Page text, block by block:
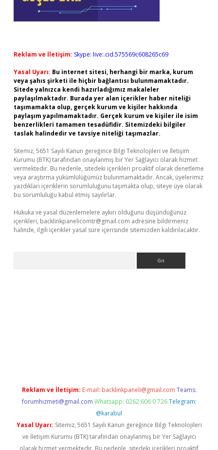
Reklam ve İletişim: Skype: live:.cid.575569c608265c69
Yasal Uyarı: Bu internet sitesi, herhangi bir marka, kurum
veya şahıs şirketi ile hiçbir bağlantısı bulunmamaktadır.
Sitede yalnızca kendi hazırladığımız makaleler
paylaşılmaktadır. Burada yer alan içerikler haber niteliği
taşımamakta olup, gerçek kurum ve kişiler hakkında
paylaşım yapılmamaktadır. Gerçek kurum ve kişiler ile isim
benzerlikleri tamamen tesadüfidir. Sitemizdeki bilgiler
taslak halindedir ve tavsiye niteliği taşımazlar.
Sitemiz, 5651 Sayılı Kanun gereğince Bilgi Teknolojileri ve İletişim
Kurumu (BTK) tarafından onaylanmış bir Yer Sağlayıcı olarak hizmet
vermektedir. Bu nedenle, sitedeki içerikleri proaktif olarak denetleme
veya araştırma yükümlülüğümüz bulunmamaktadır. Ancak, üyelerimiz
yazdıkları içeriklerin sorumluluğunu taşımakta olup, siteye üye olarak
bu sorumluluğu kabul etmiş sayılırlar.
Hukuka ve yasal düzenlemelere aykırı olduğunu düşündüğünüz
içerikleri, backlinkpanelicomtr@gmail.com adresine bildirmeniz
halinde, ilgili içerikler yasal süre içerisinde sitemizden kaldırılacaktır.
Reklam ve İletişim: E-mail: backlinkpaneli@gmail.com Teams:
forumhizmeti@gmail.com Whatsapp: 0262 606 0 726 Telegram:
@karabul
Yasal Uyarı: Sitemiz, 5651 Sayılı Kanun gereğince Bilgi Teknolojileri
ve İletişim Kurumu (BTK) tarafından onaylanmış bir Yer Sağlayıcı
olarak hizmet vermektedir. Bu nedenle, sitedeki içerikleri proaktif